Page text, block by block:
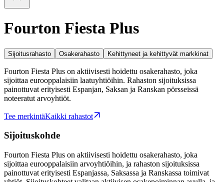
Fourton Fiesta Plus
Sijoitusrahasto Osakerahasto Kehittyneet ja kehittyvät markkinat
Fourton Fiesta Plus on aktiivisesti hoidettu osakerahasto, joka
sijoittaa eurooppalaisiin laatuyhtiöihin. Rahaston sijoituksissa
painottuvat erityisesti Espanjan, Saksan ja Ranskan pörsseissä
noteeratut arvoyhtiöt.
Tee merkintäKaikki rahastot
Sijoituskohde
Fourton Fiesta Plus on aktiivisesti hoidettu osakerahasto, joka
sijoittaa eurooppalaisiin arvoyhtiöihin, ja rahaston sijoituksissa
painottuvat erityisesti Espanjassa, Saksassa ja Ranskassa toimivat